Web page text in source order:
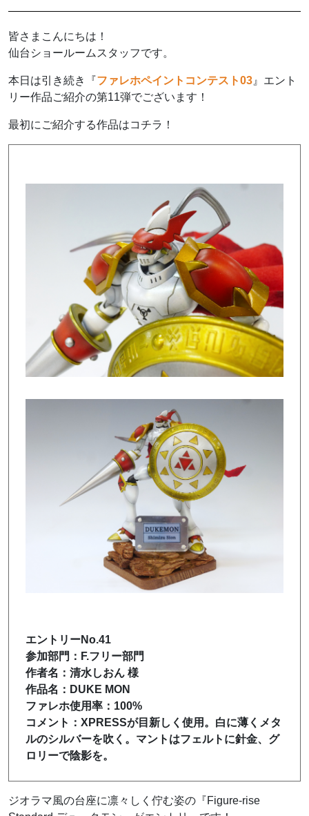
皆さまこんにちは！
仙台ショールームスタッフです。
本日は引き続き『ファレホペイントコンテスト03 』エント
リー作品ご紹介の第11弾でございます！
最初にご紹介する作品はコチラ！
エントリーNo.41
参加部門：F.フリー部門
作者名：清水しおん 様
作品名：DUKE MON
ファレホ使用率：100%
コメント：XPRESSが目新しく使用。白に薄くメタ
ルのシルバーを吹く。マントはフェルトに針金、グ
ロリーで陰影を。
ジオラマ風の台座に凛々しく佇む姿の『Figure-rise